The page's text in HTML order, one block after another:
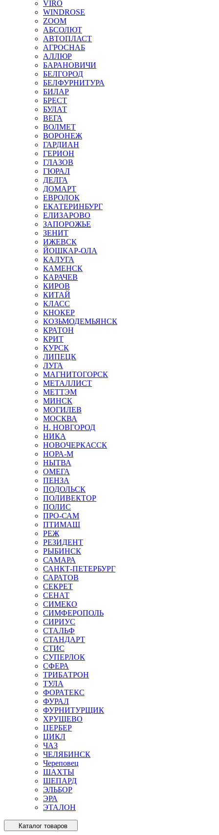
VIRO
WINDROSE
ZOOM
АБСОЛЮТ
АВТОПЛАСТ
АГРОСНАБ
АЛЛЮР
БАРАНОВИЧИ
БЕЛГОРОД
БЕЛФУРНИТУРА
БИЛАР
БРЕСТ
БУЛАТ
ВЕГА
ВОЛМЕТ
ВОРОНЕЖ
ГАРДИАН
ГЕРИОН
ГЛАЗОВ
ГЮРАЛ
ДЕЛГА
ДОМАРТ
ЕВРОЛОК
ЕКАТЕРИНБУРГ
ЕЛИЗАРОВО
ЗАПОРОЖЬЕ
ЗЕНИТ
ИЖЕВСК
ЙОШКАР-ОЛА
КАЛУГА
КАМЕНСК
КАРАЧЕВ
КИРОВ
КИТАЙ
КЛАСС
КНОКЕР
КОЗЬМОДЕМЬЯНСК
КРАТОН
КРИТ
КУРСК
ЛИПЕЦК
ЛУГА
МАГНИТОГОРСК
МЕТАЛЛИСТ
МЕТТЭМ
МИНСК
МОГИЛЕВ
МОСКВА
Н. НОВГОРОД
НИКА
НОВОЧЕРКАССК
НОРА-М
НЫТВА
ОМЕГА
ПЕНЗА
ПОДОЛЬСК
ПОЛИВЕКТОР
ПОЛИС
ПРО-САМ
ПТИМАШ
РЕЖ
РЕЗИДЕНТ
РЫБИНСК
САМАРА
САНКТ-ПЕТЕРБУРГ
САРАТОВ
СЕКРЕТ
СЕНАТ
СИМЕКО
СИМФЕРОПОЛЬ
СИРИУС
СТАЛЬФ
СТАНДАРТ
СТИС
СУПЕРЛОК
СФЕРА
ТРИБАТРОН
ТУЛА
ФОРАТЕКС
ФУРАЛ
ФУРНИТУРЩИК
ХРУЩЕВО
ЦЕРБЕР
ЦИКЛ
ЧАЗ
ЧЕЛЯБИНСК
Череповец
ШАХТЫ
ШЕПАРД
ЭЛЬБОР
ЭРА
ЭТАЛОН
Каталог товаров